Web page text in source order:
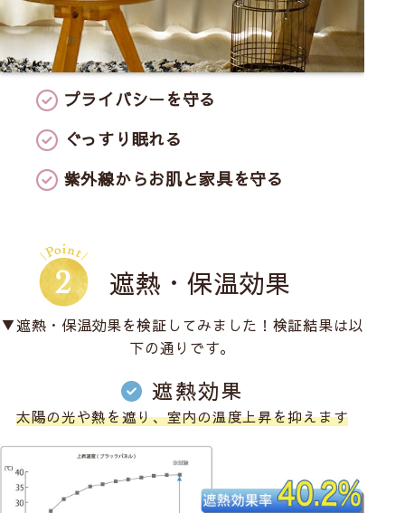
プライバシーを守る
ぐっすり眠れる
紫外線からお肌と家具を守る
遮熱・保温効果
▼遮熱・保温効果を検証してみました！検証結果は以
下の通りです。
遮熱効果
太陽の光や熱を遮り、室内の温度上昇を抑えます